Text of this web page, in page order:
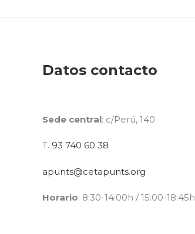
Datos contacto
Sede central: c/Perú, 140
T. 93 740 60 38
apunts@cetapunts.org
Horario: 8:30-14:00h / 15:00-18:45h